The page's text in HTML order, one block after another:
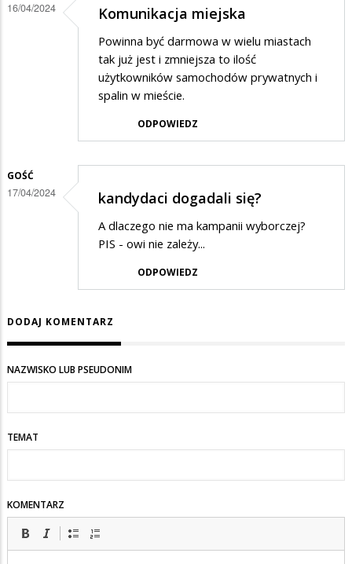
16/04/2024 Komunikacja miejska
Powinna być darmowa w wielu miastach
tak już jest i zmniejsza to ilość
użytkowników samochodów prywatnych i
spalin w mieście.
ODPOWIEDZ
GOŚĆ
17/04/2024 kandydaci dogadali się?
A dlaczego nie ma kampanii wyborczej?
PIS - owi nie zależy...
ODPOWIEDZ
DODAJ KOMENTARZ
NAZWISKO LUB PSEUDONIM
TEMAT
KOMENTARZ